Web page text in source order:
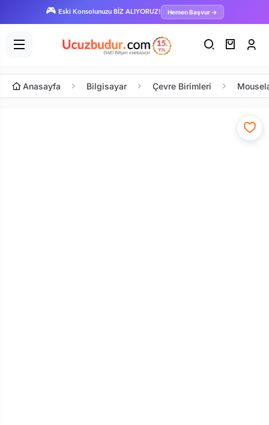
🎮 Eski Konsolunuzu BİZ ALIYORUZ! Hemen Başvur →
Anasayfa Bilgisayar Çevre Birimleri